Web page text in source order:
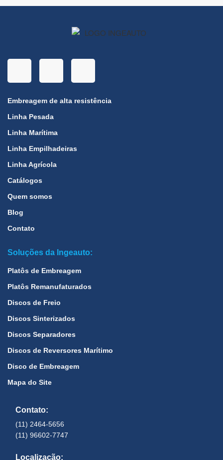
Embreagem de alta resistência
Linha Pesada
Linha Marítima
Linha Empilhadeiras
Linha Agrícola
Catálogos
Quem somos
Blog
Contato
Soluções da Ingeauto:
Platôs de Embreagem
Platôs Remanufaturados
Discos de Freio
Discos Sinterizados
Discos Separadores
Discos de Reversores Marítimo
Disco de Embreagem
Mapa do Site
Contato:
(11) 2464-5656
(11) 96602-7747
Localização: